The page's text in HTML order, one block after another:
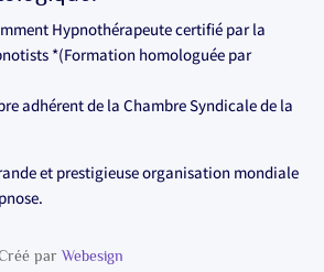
Hypnothérapeute certifié par la
*(Formation homologuée par
adhérent de la Chambre Syndicale de la
et prestigieuse organisation mondiale
parWebesign